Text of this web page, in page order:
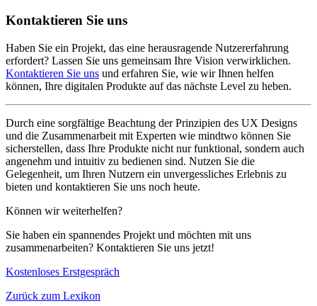
Kontaktieren Sie uns
Haben Sie ein Projekt, das eine herausragende Nutzererfahrung
erfordert? Lassen Sie uns gemeinsam Ihre Vision verwirklichen.
Kontaktieren Sie uns und erfahren Sie, wie wir Ihnen helfen
können, Ihre digitalen Produkte auf das nächste Level zu heben.
Durch eine sorgfältige Beachtung der Prinzipien des UX Designs
und die Zusammenarbeit mit Experten wie mindtwo können Sie
sicherstellen, dass Ihre Produkte nicht nur funktional, sondern auch
angenehm und intuitiv zu bedienen sind. Nutzen Sie die
Gelegenheit, um Ihren Nutzern ein unvergessliches Erlebnis zu
bieten und kontaktieren Sie uns noch heute.
Können wir weiterhelfen?
Sie haben ein spannendes Projekt und möchten mit uns
zusammenarbeiten? Kontaktieren Sie uns jetzt!
Kostenloses Erstgespräch
Zurück zum Lexikon